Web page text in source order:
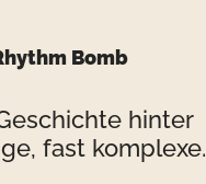
Bomb
hinter
fast komplexe.